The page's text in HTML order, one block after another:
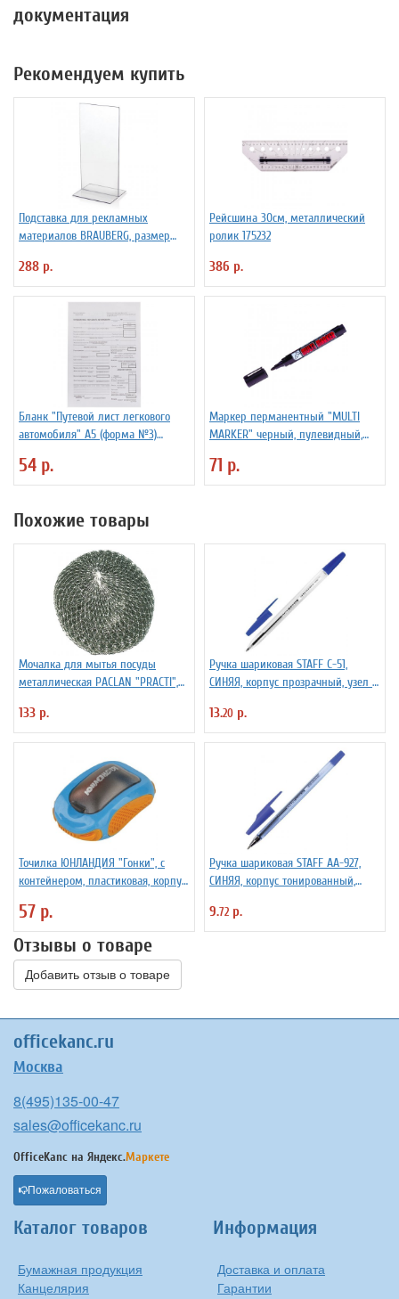
документация
Рекомендуем купить
Подставка для рекламных
материалов BRAUBERG, размер
двусторонняя, оргст
288 р.
Рейсшина 30см, металлический
ролик 175232
386 р.
Бланк "Путевой лист легкового
автомобиля" А5 (форма №3)
54 р.
Маркер перманентный "MULTI
MARKER" черный, пулевидный,
71 р.
Похожие товары
Мочалка для мытья посуды
металлическая PACLAN "PRACTI",
133 р.
Ручка шариковая STAFF C-51,
СИНЯЯ, корпус прозрачный, узел 1
13.20 р.
Точилка ЮНЛАНДИЯ "Гонки", с
контейнером, пластиковая, корпус
57 р.
Ручка шариковая STAFF AA-927,
СИНЯЯ, корпус тонированный,
линия 0,35 мм, 142809
9.72 р.
Отзывы о товаре
Добавить отзыв о товаре
officekanc.ru
Москва
8(495)135-00-47
sales@officekanc.ru
OfficeKanc на Яндекс.Маркете
Пожаловаться
Каталог товаров
Бумажная продукция
Канцелярия
Информация
Доставка и оплата
Гарантии